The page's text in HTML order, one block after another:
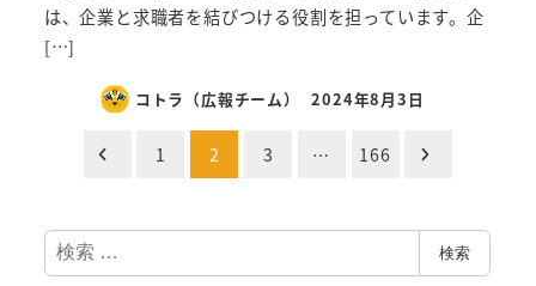
は、企業と求職者を結びつける役割を担っています。企
[…]
コトラ（広報チーム） 2024年8月3日
の
1 2 3 … 166
検
索
検索